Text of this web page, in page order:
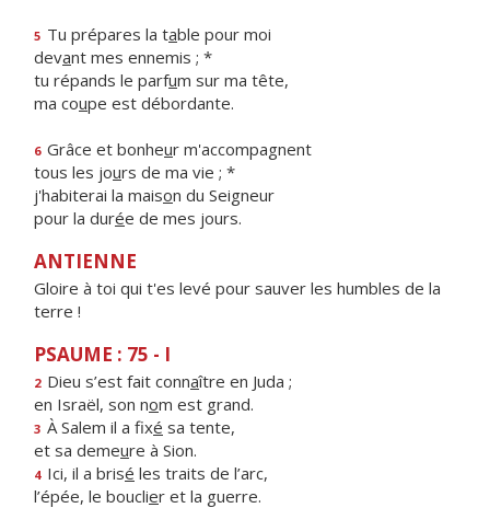
5 Tu prépares la table pour moi
devant mes ennemis ; *
tu répands le parfum sur ma tête,
ma coupe est débordante.
6 Grâce et bonheur m'accompagnent
tous les jours de ma vie ; *
j'habiterai la maison du Seigneur
pour la durée de mes jours.
ANTIENNE
Gloire à toi qui t'es levé pour sauver les humbles de la
terre !
PSAUME : 75 - I
2 Dieu s’est fait connaître en Juda ;
en Israël, son nom est grand.
3 À Salem il a fixé sa tente,
et sa demeure à Sion.
4 Ici, il a brisé les traits de l’arc,
l’épée, le bouclier et la guerre.